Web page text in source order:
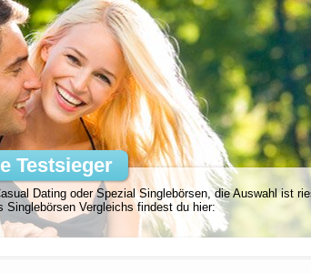
Dating oder Spezial Singlebörsen, die Auswahl ist
Vergleichs findest du hier:
Testsieger